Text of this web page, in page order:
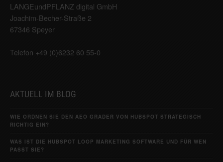
LANGEundPFLANZ digital GmbH
Joachim-Becher-Straße 2
67346 Speyer
Telefon +49 (0)6232 60 55-0
AKTUELL IM BLOG
WIE ORDNEN SIE DEN AEO GRADER VON HUBSPOT STRATEGISCH
RICHTIG EIN?
WAS IST DIE HUBSPOT LOOP MARKETING SOFTWARE UND FÜR WEN
PASST SIE?